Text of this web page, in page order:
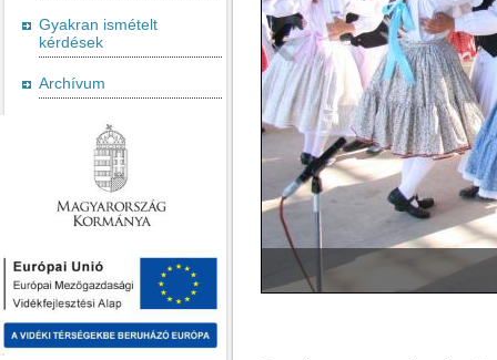
Gyakran ismételt
kérdések
Archívum